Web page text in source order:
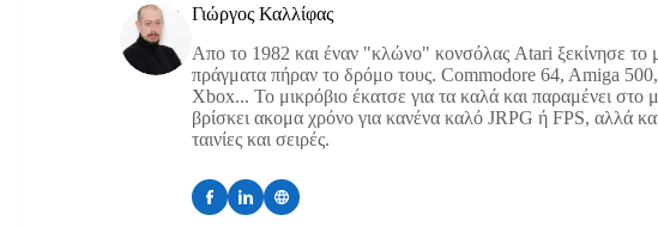
Γιώργος Καλλίφας
Απο το 1982 και έναν "κλώνο" κονσόλας Atari ξεκίνησε το
πράγματα πήραν το δρόμο τους. Commodore 64, Amiga
Xbox... Το μικρόβιο έκατσε για τα καλά και παραμένει
βρίσκει ακομα χρόνο για κανένα καλό JRPG ή FPS, αλλά
ταινίες και σειρές.